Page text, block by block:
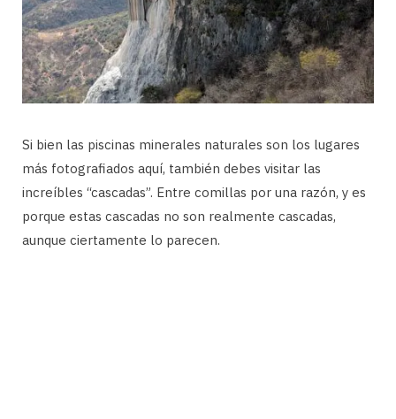
Si bien las piscinas minerales naturales son los lugares
más fotografiados aquí, también debes visitar las
increíbles “cascadas”. Entre comillas por una razón, y es
porque estas cascadas no son realmente cascadas,
aunque ciertamente lo parecen.